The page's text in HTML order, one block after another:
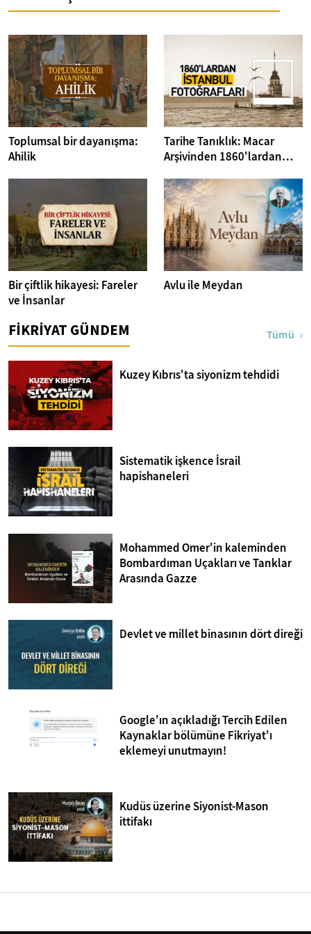
Toplumsal bir dayanışma:
Ahilik
Tarihe Tanıklık: Macar
Arşivinden 1860'lardan
Bir çiftlik hikayesi: Fareler
ve İnsanlar
Avlu ile Meydan
FİKRİYAT GÜNDEM Tümü
Kuzey Kıbrıs'ta siyonizm tehdidi
Sistematik işkence İsrail
hapishaneleri
Mohammed Omer'in kaleminden
Bombardıman Uçakları ve Tanklar
Arasında Gazze
Devlet ve millet binasının dört direği
Google'ın açıkladığı Tercih Edilen
Kaynaklar bölümüne Fikriyat'ı
eklemeyi unutmayın!
Kudüs üzerine Siyonist-Mason
ittifakı